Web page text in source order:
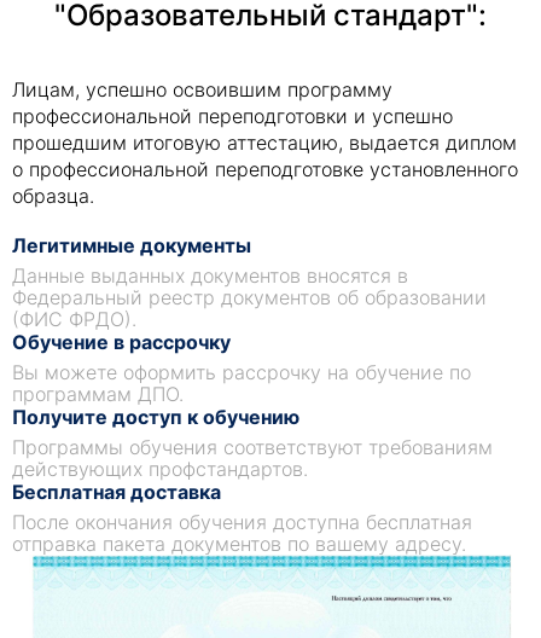
"Образовательный стандарт":
Лицам, успешно освоившим программу
профессиональной переподготовки и успешно
прошедшим итоговую аттестацию, выдается диплом
о профессиональной переподготовке установленного
образца.
Легитимные документы
Данные выданных документов вносятся в
Федеральный реестр документов об образовании
(ФИС ФРДО).
Обучение в рассрочку
Вы можете оформить рассрочку на обучение по
программам ДПО.
Получите доступ к обучению
Программы обучения соответствуют требованиям
действующих профстандартов.
Бесплатная доставка
После окончания обучения доступна бесплатная
отправка пакета документов по вашему адресу.